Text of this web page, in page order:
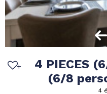
4 PIECES
(6/8
4